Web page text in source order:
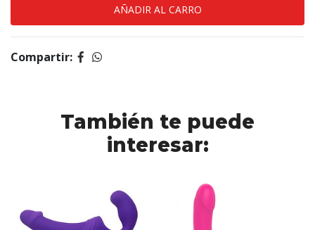
Compartir:
También te puede
interesar: